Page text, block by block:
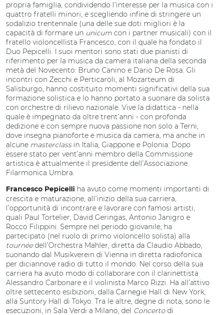
propria famiglia, condividendo l’interesse per la musica con i
quattro fratelli minori, e scegliendo infine di stringere un
sodalizio trentennale (una delle sue doti migliori è la
capacità di formare un unicum con i partner musicali) con il
fratello violoncellista Francesco, con il quale ha fondato il
Duo Pepicelli. I suoi mentori sono stati due pianisti di
riferimento per la musica da camera italiana della seconda
metà del Novecento: Bruno Canino e Dario De Rosa. Gli
incontri con Zecchi e Perticaroli, al Mozarteum di
Salisburgo, hanno costituito momenti significativi della sua
formazione solistica e lo hanno portato a suonare da solista
con orchestre di rilievo nazionale. Vive la didattica - nella
quale è impegnato da oltre trent’anni - con profonda
dedizione e con sempre nuova passione non solo a Terni,
dove insegna pianoforte e musica da camera, ma anche in
alcune masterclass in Italia, Giappone e Polonia. Dopo
essere stato per vent’anni membro della Commissione
artistica è attualmente il presidente dell’Associazione
Filarmonica Umbra.
Francesco Pepicelli ha avuto come momenti importanti di
crescita e maturazione, all’inizio della sua carriera,
l’opportunità di incontrare e lavorare con famosi artisti,
quali Paul Tortelier, David Geringas, Antonio Janigro e
Rocco Filippini. Sempre nel periodo giovanile, ha
partecipato (nel ruolo di primo violoncello solista) alla
tournéedell’Orchestra Mahler, diretta da Claudio Abbado,
suonando dal Musikverein di Vienna in diretta radiofonica
per diciannove radio di tutto il mondo. Nel corso della sua
carriera ha avuto modo di collaborare con il clarinettista
Alessandro Carbonare e il violinista Marco Rizzi. Ha all’attivo
oltre settecento esibizioni, dalla Carnegie Hall di New York,
alla Suntory Hall di Tokyo. Tra le altre, degne di nota, sono le
esecuzioni, in Sala Verdi a Milano, del Concerto di